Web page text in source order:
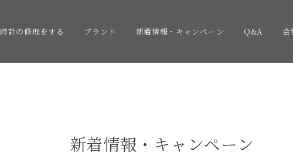
時計の修理をする ブランド 新着情報・キャンペーン Q&A 会
新着情報・キャンペーン